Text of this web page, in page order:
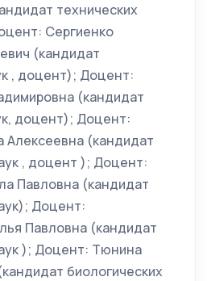
технических
Сергиенко
(кандидат
, доцент); Доцент:
(кандидат
доцент); Доцент:
Алексеевна (кандидат
, доцент ); Доцент:
Павловна (кандидат
Доцент:
Павловна (кандидат
); Доцент: Тюнина
биологических